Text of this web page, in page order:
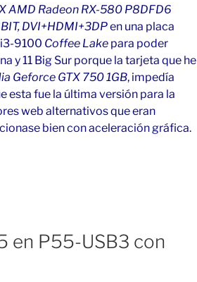
AMD Radeon RX-580 P8DFD6
DVI+HDMI+3DPen una placa
9100 Coffee Lake para poder
y 11 Big Sur porque la tarjeta que he
Geforce GTX 750 1GB, impedía
esta fue la última versión para la
web alternativos que eran
bien con aceleración gráfica.
en P55-USB3 con